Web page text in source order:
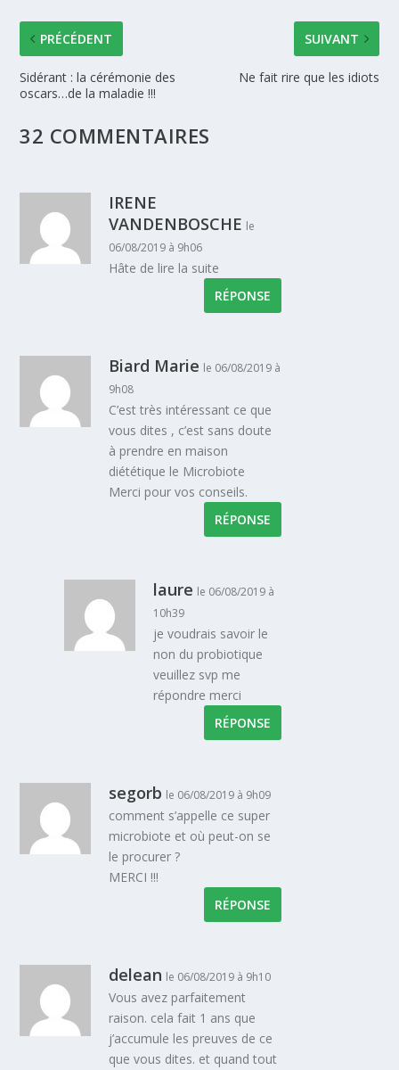
PRÉCÉDENT
Sidérant : la cérémonie des
oscars…de la maladie !!!
SUIVANT
Ne fait rire que les idiots
32 COMMENTAIRES
IRENE
VANDENBOSCHE le
06/08/2019 à 9h06
Hâte de lire la suite
RÉPONSE
Biard Marie le 06/08/2019 à
9h08
C’est très intéressant ce que
vous dites , c’est sans doute
à prendre en maison
diététique le Microbiote
Merci pour vos conseils.
RÉPONSE
laure le 06/08/2019 à
10h39
je voudrais savoir le
non du probiotique
veuillez svp me
répondre merci
RÉPONSE
segorb le 06/08/2019 à 9h09
comment s’appelle ce super
microbiote et où peut-on se
le procurer ?
MERCI !!!
RÉPONSE
delean le 06/08/2019 à 9h10
Vous avez parfaitement
raison. cela fait 1 ans que
j’accumule les preuves de ce
que vous dites. et quand tout